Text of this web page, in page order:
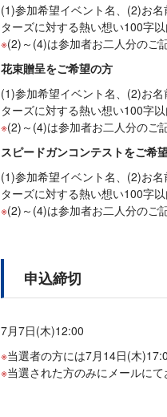
(1)参加希望イベント名、(2)お
ターズに対する熱い想い100字
(2)～(4)は参加者お二人分のご
花束贈呈をご希望の方
(1)参加希望イベント名、(2)お
ターズに対する熱い想い100字
(2)～(4)は参加者お二人分のご
スピードガンコンテストをご希
(1)参加希望イベント名、(2)お
ターズに対する熱い想い100字
(2)～(4)は参加者お二人分のご
申込締切
7月7日(木)12:00
当選者の方には7月14日(木
当選された方のみにメールに